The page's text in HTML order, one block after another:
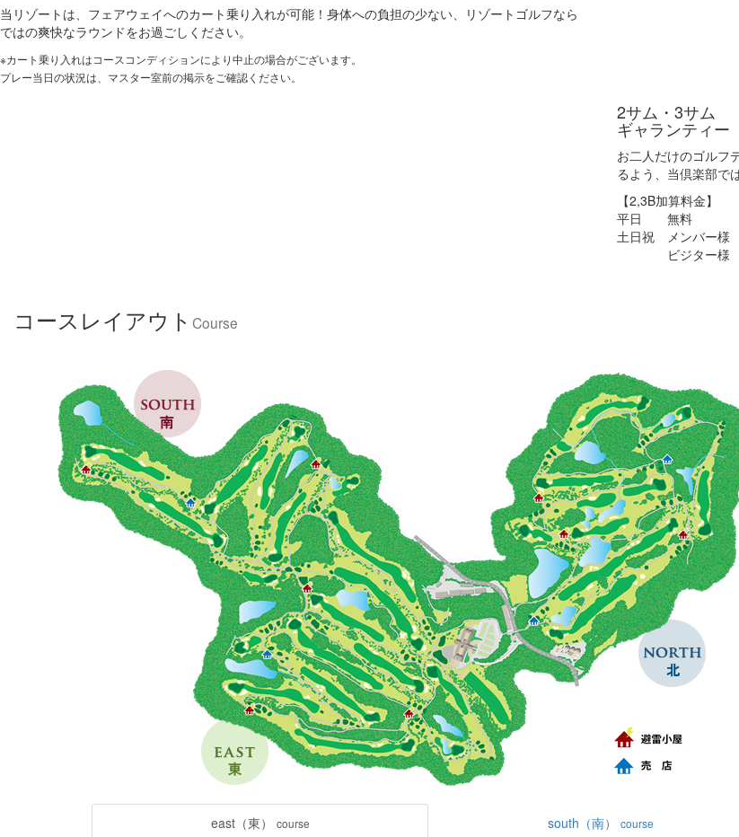
当リゾートは、フェアウェイへのカート乗り入れが可能！身体への負担の少ない、リゾートゴルフなら
ではの爽快なラウンドをお過ごしください。
※カート乗り入れはコースコンディションにより中止の場合がございます。
プレー当日の状況は、マスター室前の掲示をご確認ください。
2サム・3サム
ギャランティー
お二人だけのゴルフ
るよう、当倶楽部で
【2,3B加算料金】
平日 無料
土日祝 メンバー様
ビジター様 2B
3B保証
コースレイアウト Course
east（東） course south（南） course